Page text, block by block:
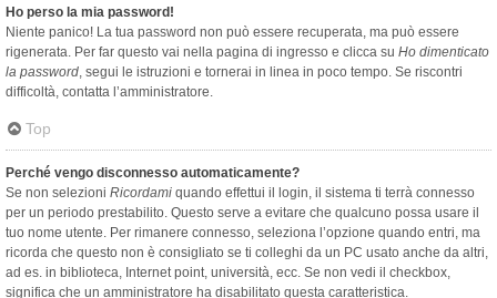
Ho perso la mia password!
Niente panico! La tua password non può essere recuperata, ma può essere
rigenerata. Per far questo vai nella pagina di ingresso e clicca su Ho dimenticato
la password, segui le istruzioni e tornerai in linea in poco tempo. Se riscontri
difficoltà, contatta l’amministratore.
Top
Perché vengo disconnesso automaticamente?
Se non selezioni Ricordami quando effettui il login, il sistema ti terrà connesso
per un periodo prestabilito. Questo serve a evitare che qualcuno possa usare il
tuo nome utente. Per rimanere connesso, seleziona l’opzione quando entri, ma
ricorda che questo non è consigliato se ti colleghi da un PC usato anche da altri,
ad es. in biblioteca, Internet point, università, ecc. Se non vedi il checkbox,
significa che un amministratore ha disabilitato questa caratteristica.